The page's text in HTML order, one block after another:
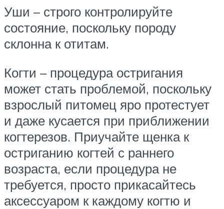
Уши – строго контролируйте
состояние, поскольку породу
склонна к отитам.
Когти – процедура остригания
может стать проблемой, поскольку
взрослый питомец яро протестует
и даже кусается при приближении
когтерезов. Приучайте щенка к
остриганию когтей с раннего
возраста, если процедура не
требуется, просто прикасайтесь
аксессуаром к каждому когтю и